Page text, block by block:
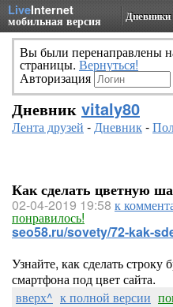
LiveInternet
мобильная версия Дневники
Вы были перенаправлены
страницы. Вернуться!
Авторизация
Дневник vitaly80
Лента друзей -Дневник-
Как сделать цветную
02-04-2019 19:58 к
понравилось!
seo58.ru/sovety/72-kak-
Узнайте, как сделать строку
смартфона под цвет сайта.
вверх^ к полной версии